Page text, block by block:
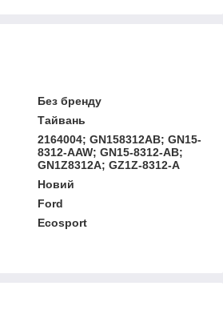
Без бренду
Тайвань
2164004; GN158312AB; GN15-
8312-AAW; GN15-8312-AB;
GN1Z8312A; GZ1Z-8312-A
Новий
Ford
Ecosport